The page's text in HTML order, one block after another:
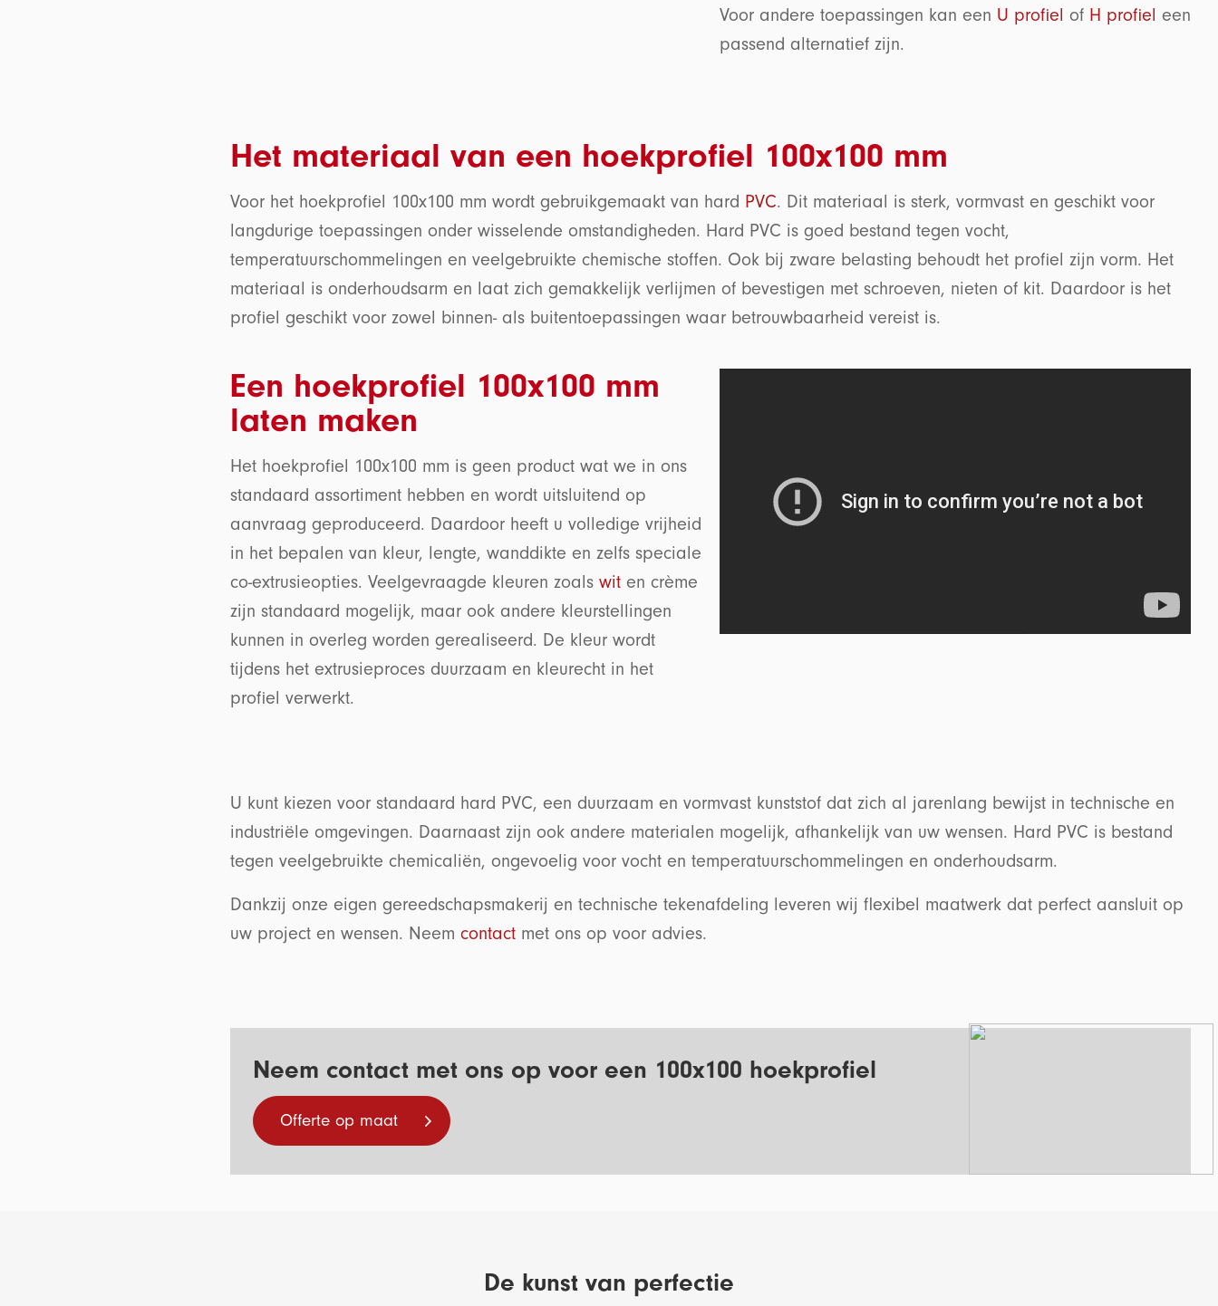
Voor andere toepassingen kan een U profiel of H profiel een
passend alternatief zijn.
Het materiaal van een hoekprofiel 100x100 mm
Voor het hoekprofiel 100x100 mm wordt gebruikgemaakt van hard PVC. Dit materiaal is sterk, vormvast en geschikt voor
langdurige toepassingen onder wisselende omstandigheden. Hard PVC is goed bestand tegen vocht,
temperatuurschommelingen en veelgebruikte chemische stoffen. Ook bij zware belasting behoudt het profiel zijn vorm. Het
materiaal is onderhoudsarm en laat zich gemakkelijk verlijmen of bevestigen met schroeven, nieten of kit. Daardoor is het
profiel geschikt voor zowel binnen- als buitentoepassingen waar betrouwbaarheid vereist is.
Een hoekprofiel 100x100 mm
laten maken
Het hoekprofiel 100x100 mm is geen product wat we in ons
standaard assortiment hebben en wordt uitsluitend op
aanvraag geproduceerd. Daardoor heeft u volledige vrijheid
in het bepalen van kleur, lengte, wanddikte en zelfs speciale
co-extrusieopties. Veelgevraagde kleuren zoals wit en crème
zijn standaard mogelijk, maar ook andere kleurstellingen
kunnen in overleg worden gerealiseerd. De kleur wordt
tijdens het extrusieproces duurzaam en kleurecht in het
profiel verwerkt.
U kunt kiezen voor standaard hard PVC, een duurzaam en vormvast kunststof dat zich al jarenlang bewijst in technische en
industriële omgevingen. Daarnaast zijn ook andere materialen mogelijk, afhankelijk van uw wensen. Hard PVC is bestand
tegen veelgebruikte chemicaliën, ongevoelig voor vocht en temperatuurschommelingen en onderhoudsarm.
Dankzij onze eigen gereedschapsmakerij en technische tekenafdeling leveren wij flexibel maatwerk dat perfect aansluit op
uw project en wensen. Neem contact met ons op voor advies.
Neem contact met ons op voor een 100x100 hoekprofiel
Offerte op maat
De kunst van perfectie